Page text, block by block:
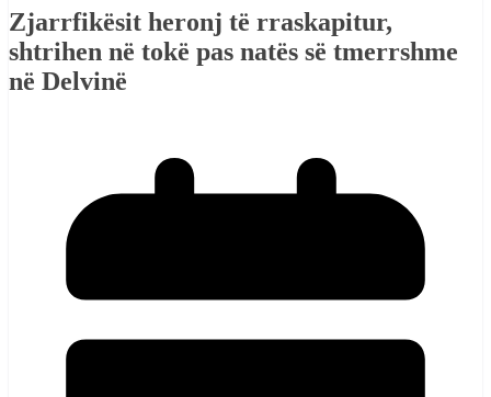
Zjarrfikësit heronj të rraskapitur,
shtrihen në tokë pas natës së tmerrshme
në Delvinë